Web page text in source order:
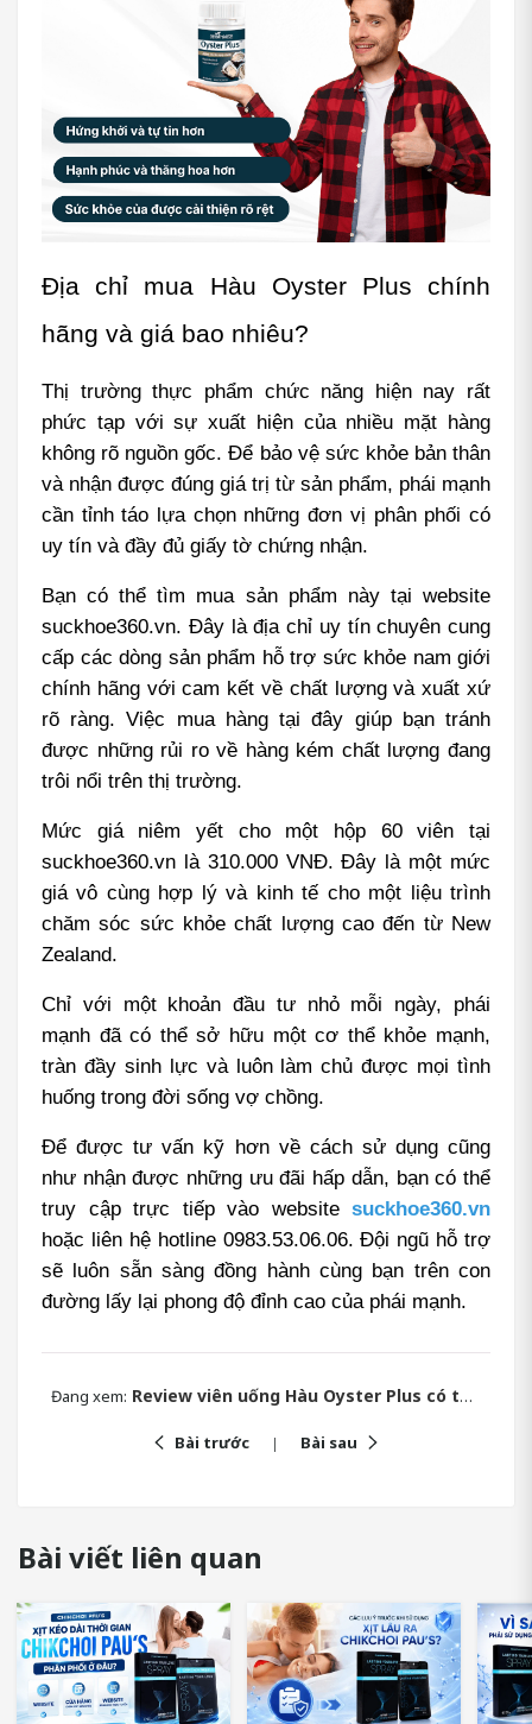
Địa chỉ mua Hàu Oyster Plus chính
hãng và giá bao nhiêu?
Thị trường thực phẩm chức năng hiện nay rất
phức tạp với sự xuất hiện của nhiều mặt hàng
không rõ nguồn gốc. Để bảo vệ sức khỏe bản thân
và nhận được đúng giá trị từ sản phẩm, phái mạnh
cần tỉnh táo lựa chọn những đơn vị phân phối có
uy tín và đầy đủ giấy tờ chứng nhận.
Bạn có thể tìm mua sản phẩm này tại website
suckhoe360.vn. Đây là địa chỉ uy tín chuyên cung
cấp các dòng sản phẩm hỗ trợ sức khỏe nam giới
chính hãng với cam kết về chất lượng và xuất xứ
rõ ràng. Việc mua hàng tại đây giúp bạn tránh
được những rủi ro về hàng kém chất lượng đang
trôi nổi trên thị trường.
Mức giá niêm yết cho một hộp 60 viên tại
suckhoe360.vn là 310.000 VNĐ. Đây là một mức
giá vô cùng hợp lý và kinh tế cho một liệu trình
chăm sóc sức khỏe chất lượng cao đến từ New
Zealand.
Chỉ với một khoản đầu tư nhỏ mỗi ngày, phái
mạnh đã có thể sở hữu một cơ thể khỏe mạnh,
tràn đầy sinh lực và luôn làm chủ được mọi tình
huống trong đời sống vợ chồng.
Để được tư vấn kỹ hơn về cách sử dụng cũng
như nhận được những ưu đãi hấp dẫn, bạn có thể
truy cập trực tiếp vào website suckhoe360.vn
hoặc liên hệ hotline 0983.53.06.06. Đội ngũ hỗ trợ
sẽ luôn sẵn sàng đồng hành cùng bạn trên con
đường lấy lại phong độ đỉnh cao của phái mạnh.
Đang xem: Review viên uống Hàu Oyster Plus có tốt không?
Bài trước Bài sau
Bài viết liên quan